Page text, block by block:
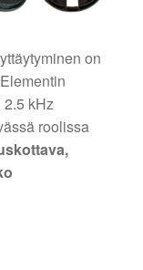
on
kHz
roolissa